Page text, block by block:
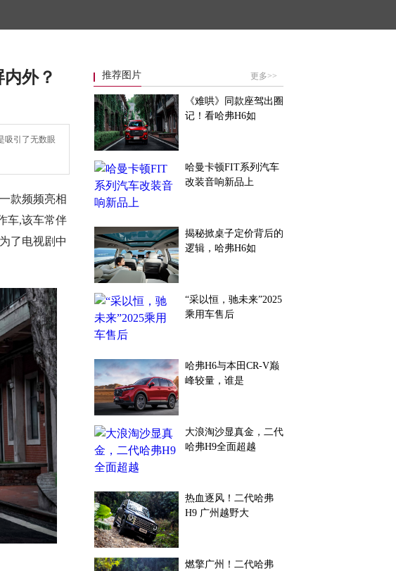
外？
吸引了无数眼
款频频亮相
车,该车常伴
了电视剧中
推荐图片 更多>>
《难哄》同款座驾出圈
记！看哈弗H6如
哈曼卡顿FIT系列汽车
改装音响新品上
揭秘掀桌子定价背后的
逻辑，哈弗H6如
“采以恒，驰未来”2025
乘用车售后
哈弗H6与本田CR-V巅
峰较量，谁是
大浪淘沙显真金，二代
哈弗H9全面超越
热血逐风！二代哈弗
H9 广州越野大
燃擎广州！二代哈弗